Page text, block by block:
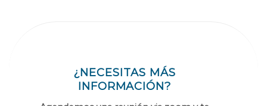
¿NECESITAS MÁS
INFORMACIÓN?